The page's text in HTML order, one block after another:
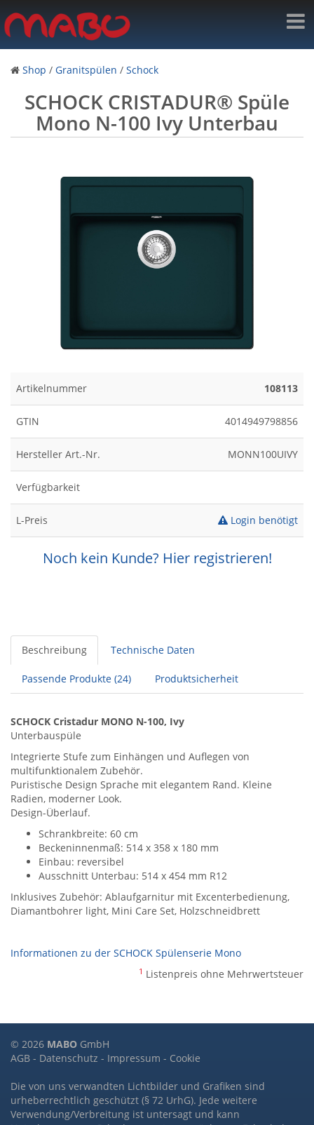
Shop / Granitspülen / Schock
SCHOCK CRISTADUR® Spüle
Mono N-100 Ivy Unterbau
Artikelnummer 108113
GTIN 4014949798856
Hersteller Art.-Nr. MONN100UIVY
Verfügbarkeit
L-Preis Login benötigt
Noch kein Kunde? Hier registrieren!
Beschreibung Technische Daten
Passende Produkte (24) Produktsicherheit
SCHOCK Cristadur MONO N-100, Ivy
Unterbauspüle
Integrierte Stufe zum Einhängen und Auflegen von
multifunktionalem Zubehör.
Puristische Design Sprache mit elegantem Rand. Kleine
Radien, moderner Look.
Design-Überlauf.
Schrankbreite: 60 cm
Beckeninnenmaß: 514 x 358 x 180 mm
Einbau: reversibel
Ausschnitt Unterbau: 514 x 454 mm R12
Inklusives Zubehör: Ablaufgarnitur mit Excenterbedienung,
Diamantbohrer light, Mini Care Set, Holzschneidbrett
Informationen zu der SCHOCK Spülenserie Mono
1 Listenpreis ohne Mehrwertsteuer
© 2026 MABO GmbH
AGB - Datenschutz - Impressum - Cookie
Die von uns verwandten Lichtbilder und Grafiken sind
urheberrechtlich geschützt (§ 72 UrhG). Jede weitere
Verwendung/Verbreitung ist untersagt und kann